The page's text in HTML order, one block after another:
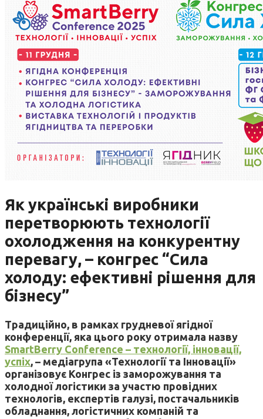
Як українські виробники
перетворюють технології
охолодження на конкурентну
перевагу, – конгрес “Сила
холоду: ефективні рішення для
бізнесу”
Традиційно, в рамках грудневої ягідної
конференції, яка цього року отримала назву
SmartBerry Conference – технології, інновації,
успіх, – медіагрупа «Технології та Інновації»
організовує Конгрес із заморожування та
холодної логістики за участю провідних
технологів, експертів галузі, постачальників
обладнання, логістичних компаній та